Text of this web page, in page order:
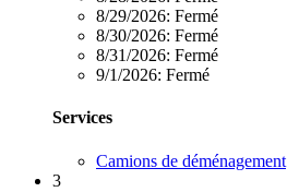
8/29/2026: Fermé
8/30/2026: Fermé
8/31/2026: Fermé
9/1/2026: Fermé
Services
Camions de déménagement
3